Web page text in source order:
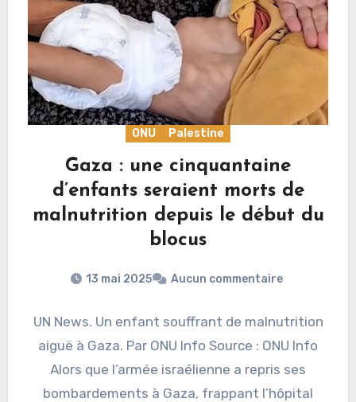
ONU Palestine
Gaza : une cinquantaine
d’enfants seraient morts de
malnutrition depuis le début du
blocus
13 mai 2025 Aucun commentaire
UN News. Un enfant souffrant de malnutrition
aiguë à Gaza. Par ONU Info Source : ONU Info
Alors que l’armée israélienne a repris ses
bombardements à Gaza, frappant l’hôpital